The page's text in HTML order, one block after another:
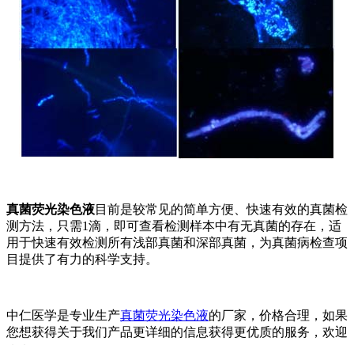
真菌荧光染色液目前是较常见的简单方便、快速有效的真菌检
测方法，只需1滴，即可查看检测样本中有无真菌的存在，适
用于快速有效检测所有浅部真菌和深部真菌，为真菌病检查项
目提供了有力的科学支持。
中仁医学是专业生产真菌荧光染色液的厂家，价格合理，如果
您想获得关于我们产品更详细的信息获得更优质的服务，欢迎